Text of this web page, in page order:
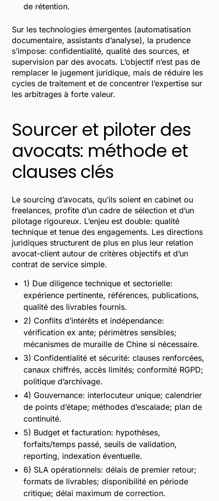
de rétention.
Sur les technologies émergentes (automatisation
documentaire, assistants d’analyse), la prudence
s’impose: confidentialité, qualité des sources, et
supervision par des avocats. L’objectif n’est pas de
remplacer le jugement juridique, mais de réduire les
cycles de traitement et de concentrer l’expertise sur
les arbitrages à forte valeur.
Sourcer et piloter des
avocats: méthode et
clauses clés
Le sourcing d’avocats, qu’ils soient en cabinet ou
freelances, profite d’un cadre de sélection et d’un
pilotage rigoureux. L’enjeu est double: qualité
technique et tenue des engagements. Les directions
juridiques structurent de plus en plus leur relation
avocat-client autour de critères objectifs et d’un
contrat de service simple.
1) Due diligence technique et sectorielle:
expérience pertinente, références, publications,
qualité des livrables fournis.
2) Conflits d’intérêts et indépendance:
vérification ex ante; périmètres sensibles;
mécanismes de muraille de Chine si nécessaire.
3) Confidentialité et sécurité: clauses renforcées,
canaux chiffrés, accès limités; conformité RGPD;
politique d’archivage.
4) Gouvernance: interlocuteur unique; calendrier
de points d’étape; méthodes d’escalade; plan de
continuité.
5) Budget et facturation: hypothèses,
forfaits/temps passé, seuils de validation,
reporting, indexation éventuelle.
6) SLA opérationnels: délais de premier retour;
formats de livrables; disponibilité en période
critique; délai maximum de correction.